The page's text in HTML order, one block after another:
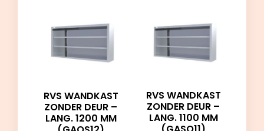
RVS WANDKAST
ZONDER DEUR –
LANG. 1200 MM
RVS WANDKAST
ZONDER DEUR –
LANG. 1100 MM